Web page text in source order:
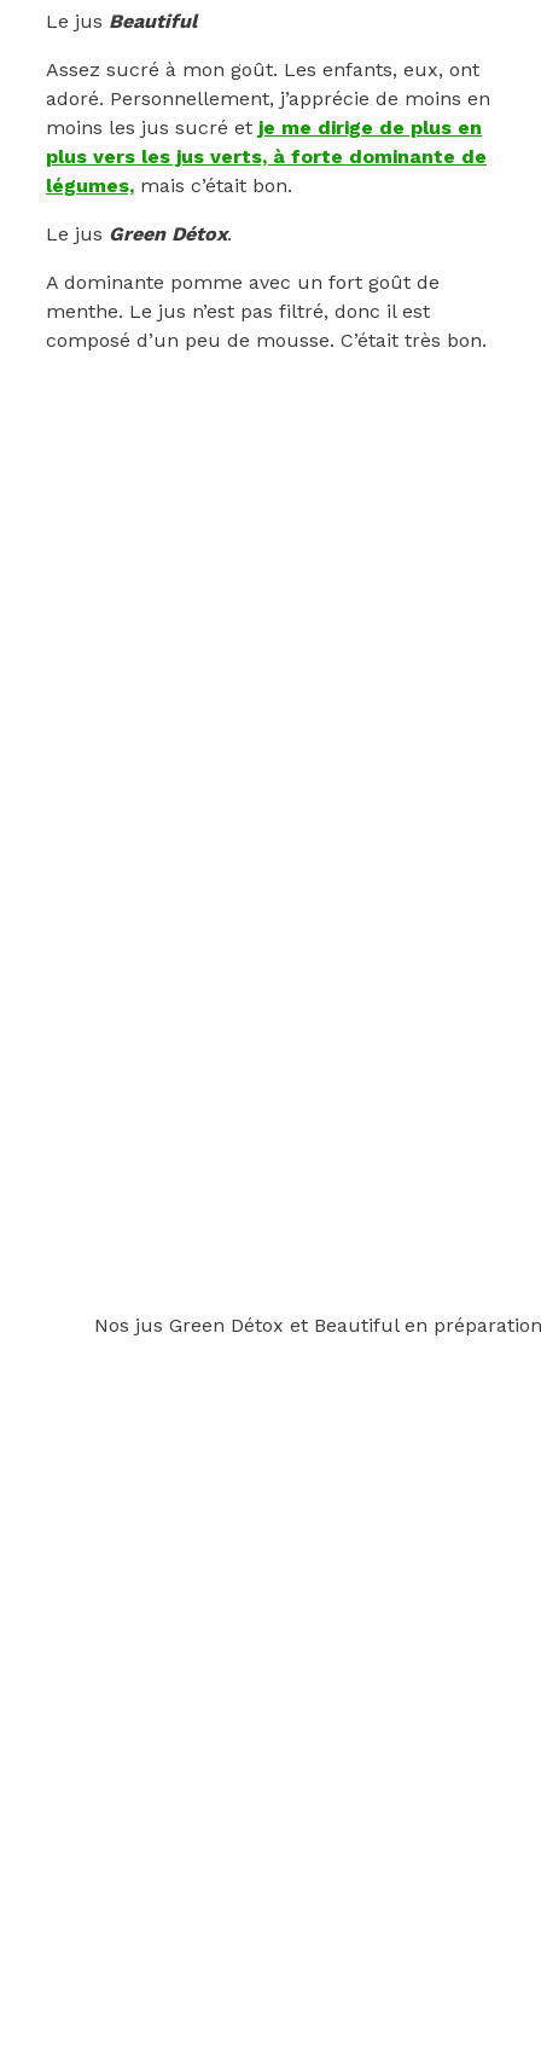
Le jus Beautiful
Assez sucré à mon goût. Les enfants, eux, ont
adoré. Personnellement, j’apprécie de moins en
moins les jus sucré et je me dirige de plus en
plus vers les jus verts, à forte dominante de
légumes, mais c’était bon.
Le jus Green Détox.
A dominante pomme avec un fort goût de
menthe. Le jus n’est pas filtré, donc il est
composé d’un peu de mousse. C’était très bon.
Nos jus Green Détox et Beautiful en préparation